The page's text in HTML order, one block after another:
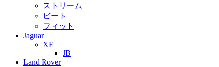
ストリーム
ビート
フィット
Jaguar
XF
JB
Land Rover